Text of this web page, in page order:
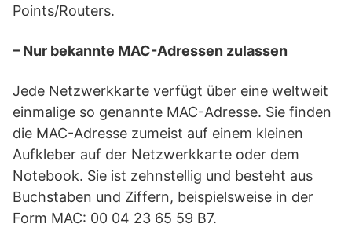
Points/Routers.
– Nur bekannte MAC-Adressen zulassen
Jede Netzwerkkarte verfügt über eine weltweit
einmalige so genannte MAC-Adresse. Sie finden
die MAC-Adresse zumeist auf einem kleinen
Aufkleber auf der Netzwerkkarte oder dem
Notebook. Sie ist zehnstellig und besteht aus
Buchstaben und Ziffern, beispielsweise in der
Form MAC: 00 04 23 65 59 B7.